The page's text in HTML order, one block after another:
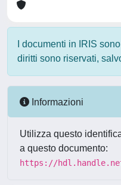
I documenti in IRIS
diritti sono riservati,
Informazioni
Utilizza questo
a questo documento:
https://